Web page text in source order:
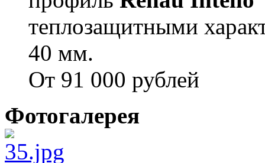
теплозащитными
40 мм.
От 91 000 рублей
Фотогалерея